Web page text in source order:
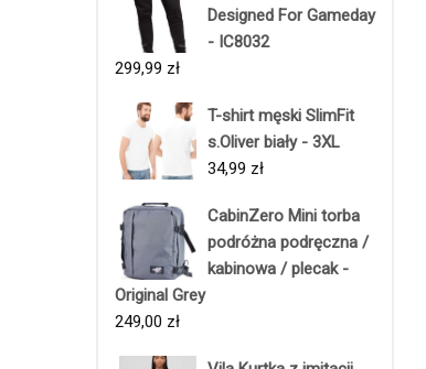
Designed For Gameday
- IC8032
299,99 zł
T-shirt męski SlimFit
s.Oliver biały - 3XL
34,99 zł
CabinZero Mini torba
podróżna podręczna /
kabinowa / plecak -
Original Grey
249,00 zł